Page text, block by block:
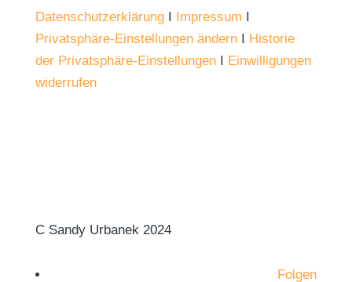
DatenschutzerklärungΙ Impressum Ι
Privatsphäre-Einstellungen ändernΙ Historie
der Privatsphäre-EinstellungenΙ Einwilligungen
widerrufen
C Sandy Urbanek 2024
Folgen